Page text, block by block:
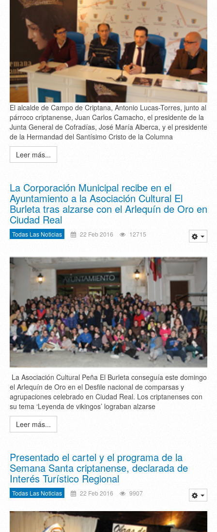
El alcalde de Campo de Criptana, Antonio Lucas-Torres, junto al
párroco criptanense, Juan Carlos Camacho, el presidente de la
Junta General de Cofradías, José María Alberca, y el presidente
de la Hermandad del Santísimo Cristo de la Columna
Leer más...
La Corporación Municipal recibe en el
Ayuntamiento a la Asociación Cultural El
Burleta tras alzarse con el Arlequín de Oro en
Ciudad Real
Todas Las Noticias 22 Feb 2016 12715
La Asociación Cultural Peña El Burleta conseguía este domingo
el Arlequín de Oro en el Desfile nacional de comparsas y
agrupaciones celebrado en Ciudad Real. Los criptanenses con
su tema ‘Leyenda de vikingos’ lograban alzarse
Leer más...
Presentado el cartel y el programa de la
Semana Santa criptanense, declarada de
Interés Turístico Regional
Todas Las Noticias 22 Feb 2016 9907